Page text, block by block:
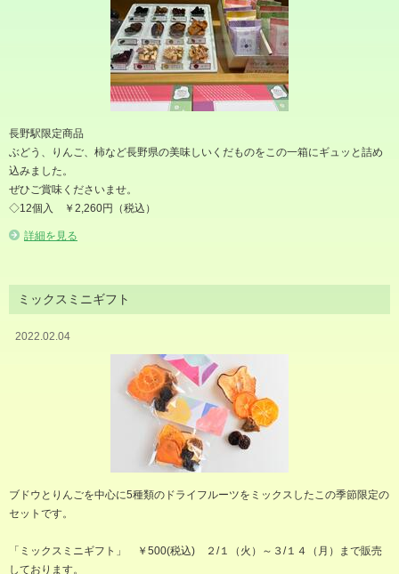
長野駅限定商品
ぶどう、りんご、柿など長野県の美味しいくだものをこの一箱にギュッと詰め
込みました。
ぜひご賞味くださいませ。
◇12個入 ￥2,260円（税込）
詳細を見る
ミックスミニギフト
2022.02.04
ブドウとりんごを中心に5種類のドライフルーツをミックスしたこの季節限定の
セットです。
「ミックスミニギフト」 ￥500(税込) ２/１（火）～３/１４（月）まで販売
しております。